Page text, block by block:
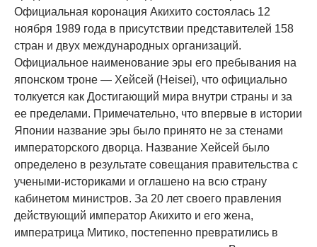
Официальная коронация Акихито состоялась 12
ноября 1989 года в присутствии представителей 158
стран и двух международных организаций.
Официальное наименование эры его пребывания на
японском троне — Хейсей (Heisei), что официально
толкуется как Достигающий мира внутри страны и за
ее пределами. Примечательно, что впервые в истории
Японии название эры было принято не за стенами
императорского дворца. Название Хейсей было
определено в результате совещания правительства с
учеными-историками и оглашено на всю страну
кабинетом министров. За 20 лет своего правления
действующий император Акихито и его жена,
императрица Митико, постепенно превратились в